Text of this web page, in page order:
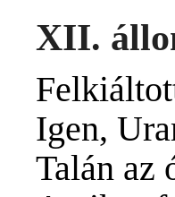
XII.
Igen,
Talán az